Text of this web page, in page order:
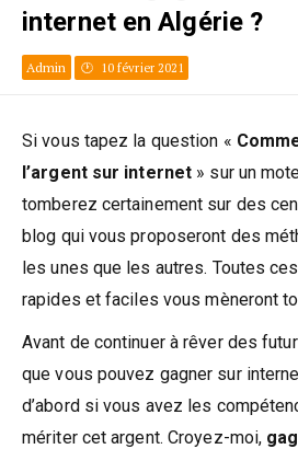
internet en Algérie ?
Admin 10 février 2021
Si vous tapez la question «
l’argent sur internet » sur un
tomberez certainement sur des
blog qui vous proposeront des
les unes que les autres. Toutes
rapides et faciles vous mèneront
Avant de continuer à rêver des
que vous pouvez gagner sur
d’abord si vous avez les
mériter cet argent. Croyez-moi,